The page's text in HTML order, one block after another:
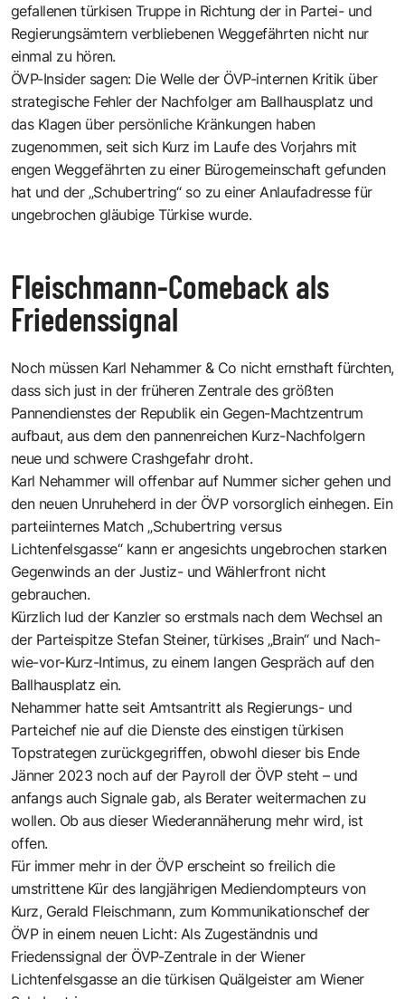
gefallenen türkisen Truppe in Richtung der in Partei- und
Regierungsämtern verbliebenen Weggefährten nicht nur
einmal zu hören.
ÖVP-Insider sagen: Die Welle der ÖVP-internen Kritik über
strategische Fehler der Nachfolger am Ballhausplatz und
das Klagen über persönliche Kränkungen haben
zugenommen, seit sich Kurz im Laufe des Vorjahrs mit
engen Weggefährten zu einer Bürogemeinschaft gefunden
hat und der „Schubertring“ so zu einer Anlaufadresse für
ungebrochen gläubige Türkise wurde.
Fleischmann-Comeback als
Friedenssignal
Noch müssen Karl Nehammer & Co nicht ernsthaft fürchten,
dass sich just in der früheren Zentrale des größten
Pannendienstes der Republik ein Gegen-Machtzentrum
aufbaut, aus dem den pannenreichen Kurz-Nachfolgern
neue und schwere Crashgefahr droht.
Karl Nehammer will offenbar auf Nummer sicher gehen und
den neuen Unruheherd in der ÖVP vorsorglich einhegen. Ein
parteiinternes Match „Schubertring versus
Lichtenfelsgasse“ kann er angesichts ungebrochen starken
Gegenwinds an der Justiz- und Wählerfront nicht
gebrauchen.
Kürzlich lud der Kanzler so erstmals nach dem Wechsel an
der Parteispitze Stefan Steiner, türkises „Brain“ und Nach-
wie-vor-Kurz-Intimus, zu einem langen Gespräch auf den
Ballhausplatz ein.
Nehammer hatte seit Amtsantritt als Regierungs- und
Parteichef nie auf die Dienste des einstigen türkisen
Topstrategen zurückgegriffen, obwohl dieser bis Ende
Jänner 2023 noch auf der Payroll der ÖVP steht – und
anfangs auch Signale gab, als Berater weitermachen zu
wollen. Ob aus dieser Wiederannäherung mehr wird, ist
offen.
Für immer mehr in der ÖVP erscheint so freilich die
umstrittene Kür des langjährigen Mediendompteurs von
Kurz, Gerald Fleischmann, zum Kommunikationschef der
ÖVP in einem neuen Licht: Als Zugeständnis und
Friedenssignal der ÖVP-Zentrale in der Wiener
Lichtenfelsgasse an die türkisen Quälgeister am Wiener